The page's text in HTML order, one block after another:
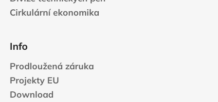
Cirkulární ekonomika
Info
Prodloužená záruka
Projekty EU
Download